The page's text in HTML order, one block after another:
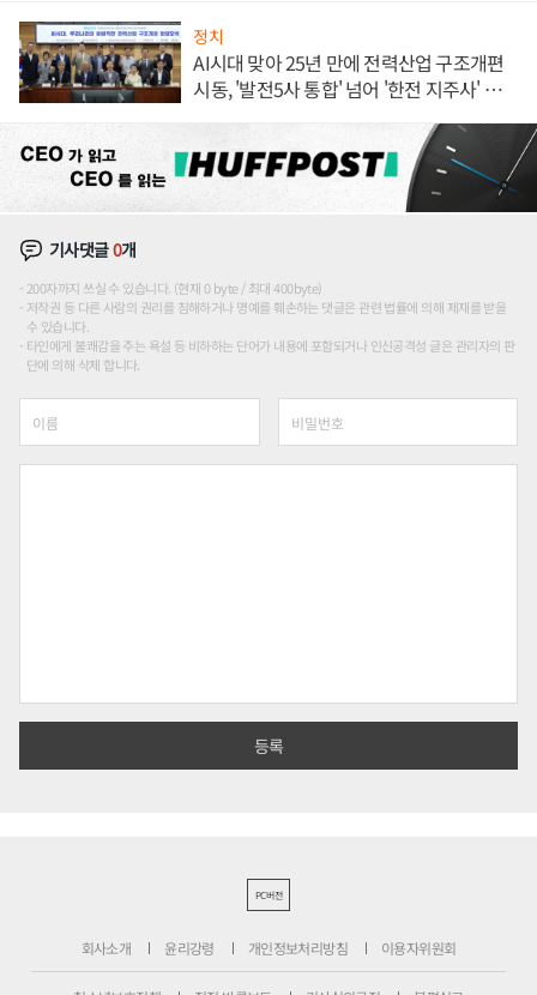
정치
AI시대 맞아 25년 만에 전력산업 구조개편
시동, '발전5사 통합' 넘어 '한전 지주사' 재편
기사댓글0개
200자까지 쓰실 수 있습니다. (현재 0 byte / 최대 400byte)
저작권 등 다른 사람의 권리를 침해하거나 명예를 훼손하는 댓글은 관련 법률에 의해 제재를 받을
수 있습니다.
타인에게 불쾌감을 주는 욕설 등 비하하는 단어가 내용에 포함되거나 인신공격성 글은 관리자의 판
단에 의해 삭제 합니다.
PC버전
회사소개 윤리강령 개인정보처리방침 이용자위원회